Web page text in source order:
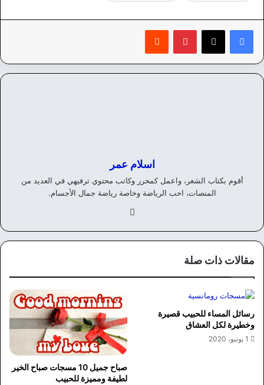
بينتيريست
اسلام عمر
أقوم بكتاب الشعر، واعمل كمحرر وكاتب محتوي ترفيهي في العديد من
المنصات، احب الرياضة وخاصة رياضة جمال الأجسام.
وك
مقالات ذات صلة
رسائل المساء للحبيب قصيرة
وخطيرة لكل العشاق
1 يونيو، 2020
صباح جميل 10 مسجات صباح الخير
لطيفة ومميزة للحبيب